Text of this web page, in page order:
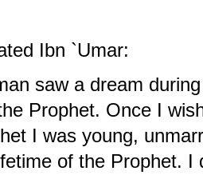
Ibn `Umar:
saw a dream
Prophet. Once I
I was young,
of the Prophet. I